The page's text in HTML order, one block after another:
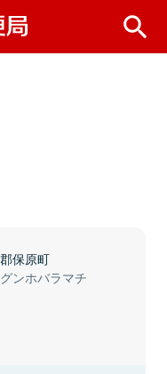
保原町
ンホバラマチ